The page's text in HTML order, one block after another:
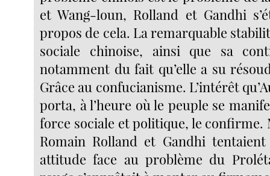
et Wang-loun, Rolland et Gandhi
propos de cela. La remarquable
sociale chinoise, ainsi que sa
notamment du fait qu’elle a su
Grâce au confucianisme. L’intérêt
porta, à l’heure où le peuple se
force sociale et politique, le confirme.
Romain Rolland et Gandhi
attitude face au problème du